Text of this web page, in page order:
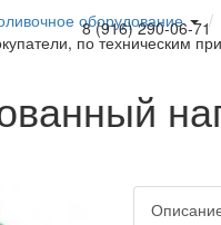
8 (916) 290-06-71
оборудование
по техническим